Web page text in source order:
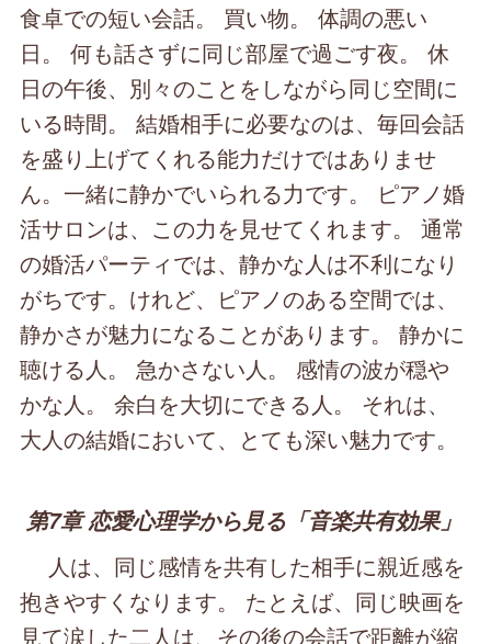
食卓での短い会話。 買い物。 体調の悪い
日。 何も話さずに同じ部屋で過ごす夜。 休
日の午後、別々のことをしながら同じ空間に
いる時間。 結婚相手に必要なのは、毎回会話
を盛り上げてくれる能力だけではありませ
ん。一緒に静かでいられる力です。 ピアノ婚
活サロンは、この力を見せてくれます。 通常
の婚活パーティでは、静かな人は不利になり
がちです。けれど、ピアノのある空間では、
静かさが魅力になることがあります。 静かに
聴ける人。 急かさない人。 感情の波が穏や
かな人。 余白を大切にできる人。 それは、
大人の結婚において、とても深い魅力です。
第7章 恋愛心理学から見る「音楽共有効果」
人は、同じ感情を共有した相手に親近感を
抱きやすくなります。 たとえば、同じ映画を
見て涙した二人は、その後の会話で距離が縮